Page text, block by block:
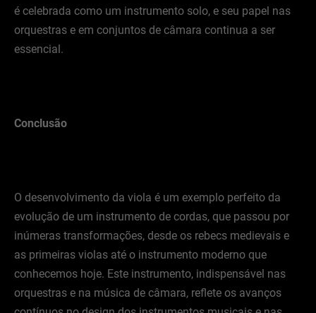
é celebrada como um instrumento solo, e seu papel nas
orquestras e em conjuntos de câmara continua a ser
essencial.
Conclusão
O desenvolvimento da viola é um exemplo perfeito da
evolução de um instrumento de cordas, que passou por
inúmeras transformações, desde os rebecs medievais e
as primeiras violas até o instrumento moderno que
conhecemos hoje. Este instrumento, indispensável nas
orquestras e na música de câmara, reflete os avanços